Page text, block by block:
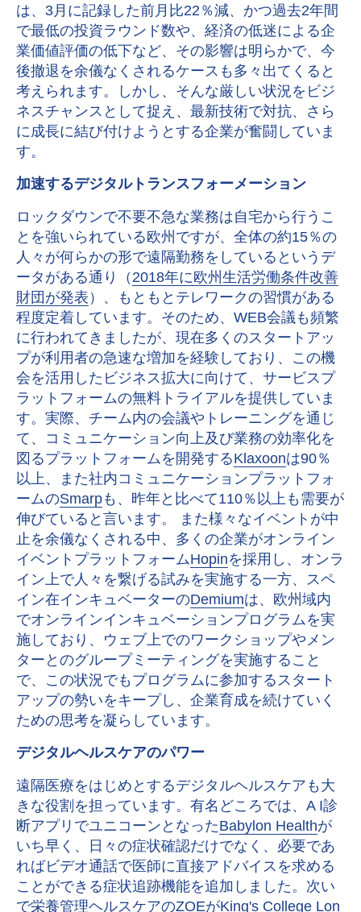
は、3月に記録した前月比22％減、かつ過去2年間
で最低の投資ラウンド数や、経済の低迷による企
業価値評価の低下など、その影響は明らかで、今
後撤退を余儀なくされるケースも多々出てくると
考えられます。しかし、そんな厳しい状況をビジ
ネスチャンスとして捉え、最新技術で対抗、さら
に成長に結び付けようとする企業が奮闘していま
す。
加速するデジタルトランスフォーメーション
ロックダウンで不要不急な業務は自宅から行うこ
とを強いられている欧州ですが、全体の約15％の
人々が何らかの形で遠隔勤務をしているというデ
ータがある通り（ 2018年に欧州生活労働条件改善
財団が発表 ）、もともとテレワークの習慣がある
程度定着しています。そのため、WEB会議も頻繁
に行われてきましたが、現在多くのスタートアッ
プが利用者の急速な増加を経験しており、この機
会を活用したビジネス拡大に向けて、サービスプ
ラットフォームの無料トライアルを提供していま
す。実際、チーム内の会議やトレーニングを通じ
て、コミュニケーション向上及び業務の効率化を
図るプラットフォームを開発するKlaxoonは90％
以上、また社内コミュニケーションプラットフォ
ームのSmarpも、昨年と比べて110％以上も需要が
伸びていると言います。 また様々なイベントが中
止を余儀なくされる中、多くの企業がオンライン
イベントプラットフォームHopinを採用し、オンラ
イン上で人々を繋げる試みを実施する一方、スペ
イン在インキュベーターのDemiumは、欧州域内
でオンラインインキュベーションプログラムを実
施しており、ウェブ上でのワークショップやメン
ターとのグループミーティングを実施すること
で、この状況でもプログラムに参加するスタート
アップの勢いをキープし、企業育成を続けていく
ための思考を凝らしています。
デジタルヘルスケアのパワー
遠隔医療をはじめとするデジタルヘルスケアも大
きな役割を担っています。有名どころでは、A I診
断アプリでユニコーンとなったBabylon Healthが
いち早く、日々の症状確認だけでなく、必要であ
ればビデオ通話で医師に直接アドバイスを求める
ことができる症状追跡機能を追加しました。次い
で栄養管理ヘルスケアのZOEがKing's College Lon